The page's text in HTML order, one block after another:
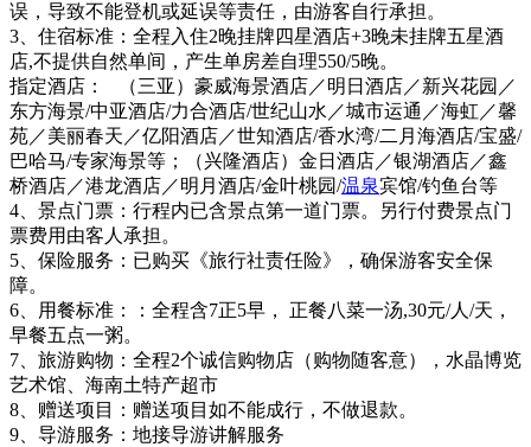
误，导致不能登机或延误等责任，由游客自行承担。
3、住宿标准：全程入住2晚挂牌四星酒店+3晚未挂牌五星酒
店,不提供自然单间，产生单房差自理550/5晚。
指定酒店： （三亚）豪威海景酒店／明日酒店／新兴花园／
东方海景/中亚酒店/力合酒店/世纪山水／城市运通／海虹／馨
苑／美丽春天／亿阳酒店／世知酒店/香水湾/二月海酒店/宝盛/
巴哈马/专家海景等；（兴隆酒店）金日酒店／银湖酒店／鑫
桥酒店／港龙酒店／明月酒店/金叶桃园/温泉宾馆/钓鱼台等
4、景点门票：行程内已含景点第一道门票。另行付费景点门
票费用由客人承担。
5、保险服务：已购买《旅行社责任险》，确保游客安全保
障。
6、用餐标准：：全程含7正5早， 正餐八菜一汤,30元/人/天，
早餐五点一粥。
7、旅游购物：全程2个诚信购物店（购物随客意），水晶博览
艺术馆、海南土特产超市
8、赠送项目：赠送项目如不能成行，不做退款。
9、导游服务：地接导游讲解服务